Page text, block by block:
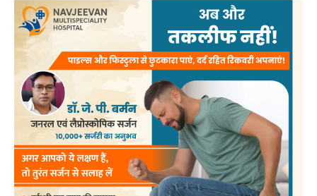
गुलाल ने आसानी से डीएपी और यूरिया मिलने की बात कही।
कलेक्टर के निर्देश पर कृषि विभाग द्वारा लगातार उर्वरक कंपनियों
से अतिरिक्त रैक प्राप्त कर भंडारण बढ़ाया जा रहा है ताकि खरीफ
सीजन के दौरान किसानों को किसी प्रकार की परेशानी न हो।
कलेक्टर ने कृषि विभाग के अधिकारियों को समितियों एवं निजी
विक्रेताओं के यहां नियमित निरीक्षण के निर्देश दिए गए हैं।